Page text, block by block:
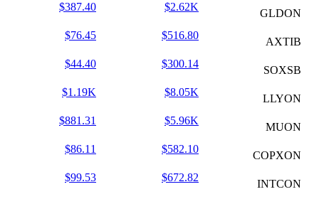
GLDON
$2.62K
$387.40
AXTIB
$516.80
$76.45
SOXSB
$300.14
$44.40
LLYON
$8.05K
$1.19K
MUON
$5.96K
$881.31
COPXON
$582.10
$86.11
INTCON
$672.82
$99.53